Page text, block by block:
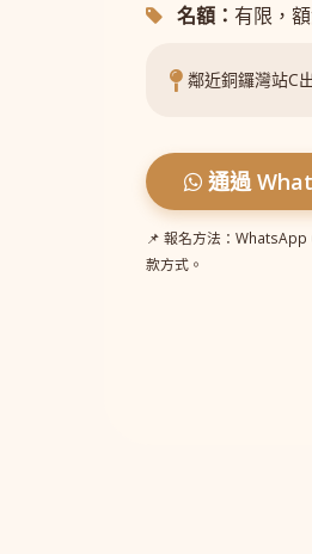
名額： 有限，
鄰近銅鑼灣站C
通過
📌 報名方法：
款方式。